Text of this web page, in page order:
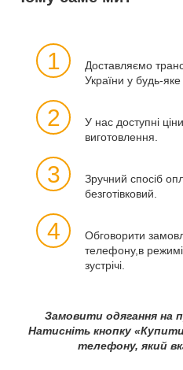
1
Доставляємо
України у будь-яке
2
У нас доступні
виготовлення.
3
Зручний спосіб
безготівковий.
4
Обговорити
телефону,в
зустрічі.
Замовити одягання на
Натисніть кнопку
телефону, який